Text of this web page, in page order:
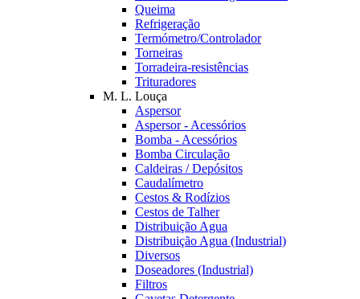
Queima
Refrigeração
Termómetro/Controlador
Torneiras
Torradeira-resistências
Trituradores
M. L. Louça
Aspersor
Aspersor - Acessórios
Bomba - Acessórios
Bomba Circulação
Caldeiras / Depósitos
Caudalímetro
Cestos & Rodízios
Cestos de Talher
Distribuição Agua
Distribuição Agua (Industrial)
Diversos
Doseadores (Industrial)
Filtros